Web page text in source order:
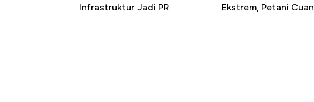
Infrastruktur Jadi PR
Ekstrem, Petani Cuan